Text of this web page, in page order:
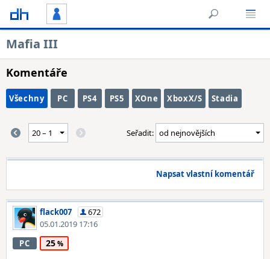
Mafia III
Komentáře
Všechny PC PS4 PS5 XOne XboxX/S Stadia
Seřadit:
Napsat vlastní komentář
flack007
672
05.01.2019 17:16
PC
25